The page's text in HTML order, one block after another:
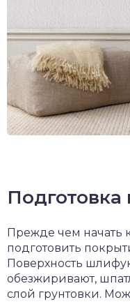
Подготовка
Прежде чем начать
подготовить
Поверхность
обезжиривают,
слой грунтовки.